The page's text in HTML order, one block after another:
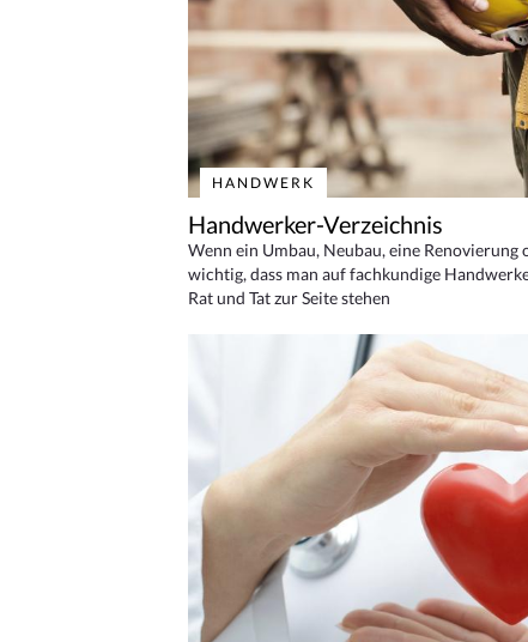
HANDWERK
Handwerker-Verzeichnis
Wenn ein Umbau, Neubau, eine Renovierung
wichtig, dass man auf fachkundige
Rat und Tat zur Seite stehen